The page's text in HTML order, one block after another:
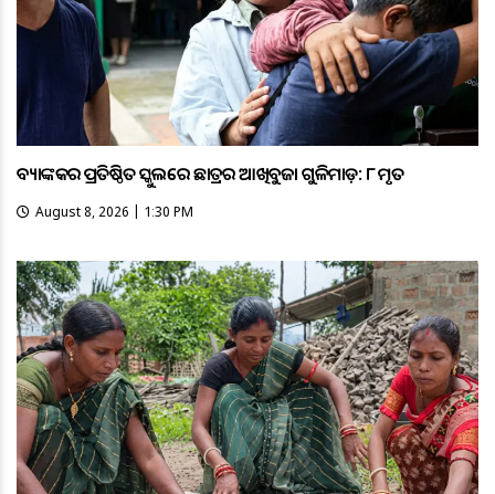
ବ୍ୟାଙ୍କକର ପ୍ରତିଷ୍ଠିତ ସ୍କୁଲରେ ଛାତ୍ରର ଆଖିବୁଜା ଗୁଳିମାଡ଼: ୮ ମୃତ
August 8, 2026 | 1:30 PM